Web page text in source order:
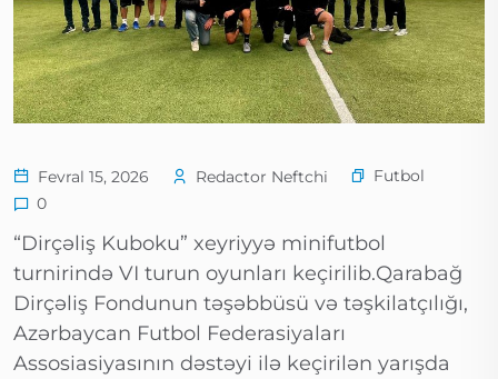
Fevral 15, 2026 Redactor Neftchi
Futbol
0
“Dirçəliş Kuboku” xeyriyyə minifutbol
turnirində VI turun oyunları keçirilib.Qarabağ
Dirçəliş Fondunun təşəbbüsü və təşkilatçılığı,
Azərbaycan Futbol Federasiyaları
Assosiasiyasının dəstəyi ilə keçirilən yarışda